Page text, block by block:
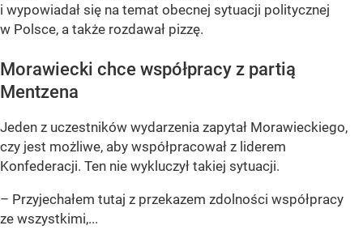
i wypowiadał się na temat obecnej sytuacji politycznej
w Polsce, a także rozdawał pizzę.
Morawiecki chce współpracy z partią
Mentzena
Jeden z uczestników wydarzenia zapytał Morawieckiego,
czy jest możliwe, aby współpracował z liderem
Konfederacji. Ten nie wykluczył takiej sytuacji.
– Przyjechałem tutaj z przekazem zdolności współpracy
ze wszystkimi,...